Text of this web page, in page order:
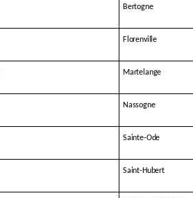
Bertogne
Florenville
Martelange
Nassogne
Sainte-Ode
Saint-Hubert